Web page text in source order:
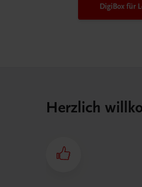
DigiBox für
Herzlich